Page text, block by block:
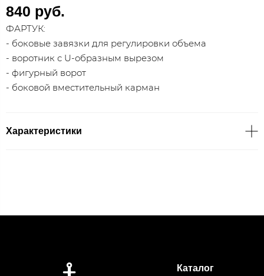
840 руб.
ФАРТУК:
- боковые завязки для регулировки объема
- воротник с U-образным вырезом
- фигурный ворот
- боковой вместительный карман
Характеристики
Каталог